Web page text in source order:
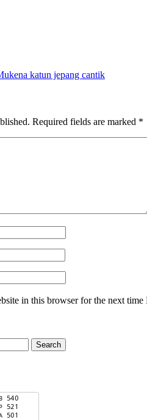
katun jepang cantik
Required fields are marked *
in this browser for the next time